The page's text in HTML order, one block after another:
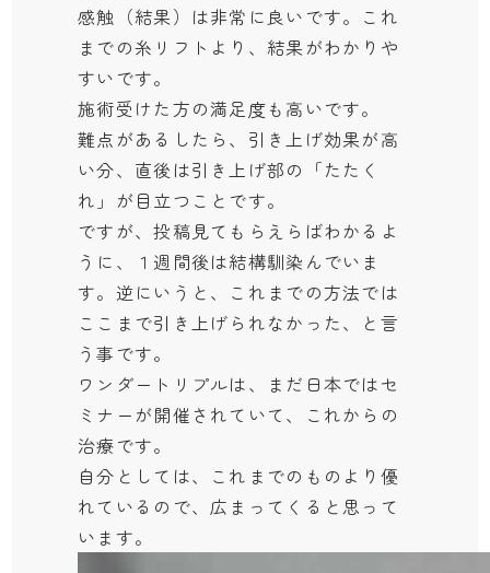
感触（結果）は非常に良いです。これ
までの糸リフトより、結果がわかりや
すいです。
施術受けた方の満足度も高いです。
難点があるしたら、引き上げ効果が高
い分、直後は引き上げ部の「たたく
れ」が目立つことです。
ですが、投稿見てもらえらばわかるよ
うに、１週間後は結構馴染んでいま
す。逆にいうと、これまでの方法では
ここまで引き上げられなかった、と言
う事です。
ワンダートリプルは、まだ日本ではセ
ミナーが開催されていて、これからの
治療です。
自分としては、これまでのものより優
れているので、広まってくると思って
います。